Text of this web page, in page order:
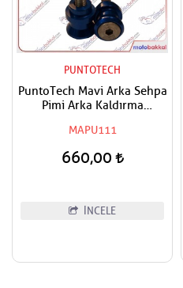
PUNTOTECH
PuntoTech Mavi Arka Sehpa
Pimi Arka Kaldırma
Sliders M8
MAPU111
660,00
İNCELE